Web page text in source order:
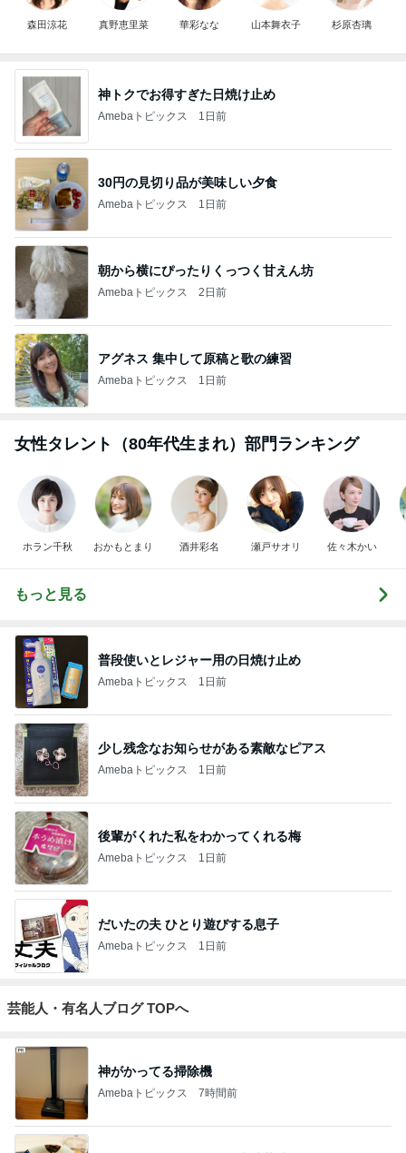
森田涼花 真野恵里菜 華彩なな 山本舞衣子 杉原杏璃
神トクでお得すぎた日焼け止め
Amebaトピックス 1日前
30円の見切り品が美味しい夕食
Amebaトピックス 1日前
朝から横にぴったりくっつく甘えん坊
Amebaトピックス 2日前
アグネス 集中して原稿と歌の練習
Amebaトピックス 1日前
女性タレント（80年代生まれ）部門ランキング
ホラン千秋 おかもとまり 酒井彩名 瀬戸サオリ 佐々木かい
もっと見る
普段使いとレジャー用の日焼け止め
Amebaトピックス 1日前
少し残念なお知らせがある素敵なピアス
Amebaトピックス 1日前
後輩がくれた私をわかってくれる梅
Amebaトピックス 1日前
だいたの夫 ひとり遊びする息子
Amebaトピックス 1日前
芸能人・有名人ブログ TOPへ
神がかってる掃除機
Amebaトピックス 7時間前